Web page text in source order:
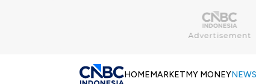
HOMEMARKETMY MONEYNEWS